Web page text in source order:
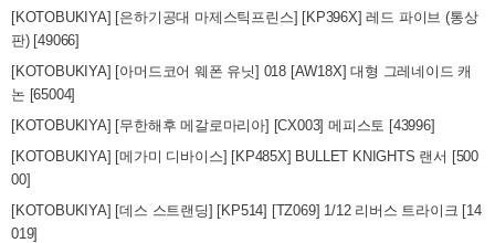
[KOTOBUKIYA] [은하기공대 마제스틱프린스] [KP396X] 레드 파이브 (통상
판) [49066]
[KOTOBUKIYA] [아머드코어 웨폰 유닛] 018 [AW18X] 대형 그레네이드 캐
논 [65004]
[KOTOBUKIYA] [무한해후 메갈로마리아] [CX003] 메피스토 [43996]
[KOTOBUKIYA] [메가미 디바이스] [KP485X] BULLET KNIGHTS 랜서 [500
00]
[KOTOBUKIYA] [데스 스트랜딩] [KP514] [TZ069] 1/12 리버스 트라이크 [14
019]